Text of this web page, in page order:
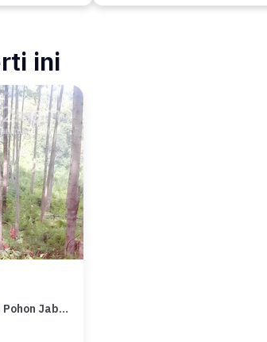
ini
Jual Tanah Kebun Isi Pohon Jabon 20 Ha Cibanteng Bogor